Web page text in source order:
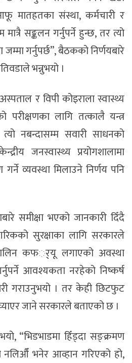
संस्था, कर्मचारी र
सङ्कलन गर्नुपर्ने हुन्छ, तर त्यो
गर्नुपर्छ”, बैठकको निर्णयबारे
भन्नुभयो ।
र विपी कोइराला स्वास्थ्य
परीक्षणका लागि तत्कालै यन्त्र
नबन्दासम्म सवारी साधनको
जनस्वास्थ्य प्रयोगशालामा
गर्ने व्यवस्था मिलाउने निर्णय पनि
समीक्षा भएको जानकारी दिँदै
सुरक्षाका लागि सरकारले
कफर््यू लगाएको अवस्था
आवश्यकता नरहेको निष्कर्ष
गराउनुभयो । तर केही छिटफुट
जाने सरकारले बताएको छ ।
“भिडभाडमा हिँड्दा सङ्क्रमण
नलिऔँ भनेर आव्हान गरिएको हो,